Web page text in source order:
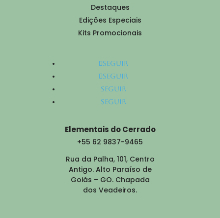
Destaques
Edições Especiais
Kits Promocionais
Seguir
Seguir
Seguir
Seguir
Elementais do Cerrado
+55 62 9837-9465
Rua da Palha, 101, Centro
Antigo. Alto Paraíso de
Goiás – GO. Chapada
dos Veadeiros.